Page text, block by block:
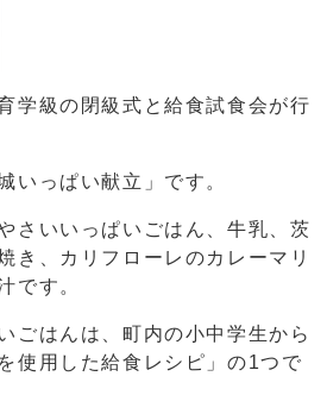
学級の閉級式と給食試食会が行
いっぱい献立」です。
さいいっぱいごはん、牛乳、茨
き、カリフローレのカレーマリ
です。
ごはんは、町内の小中学生から
使用した給食レシピ」の1つで